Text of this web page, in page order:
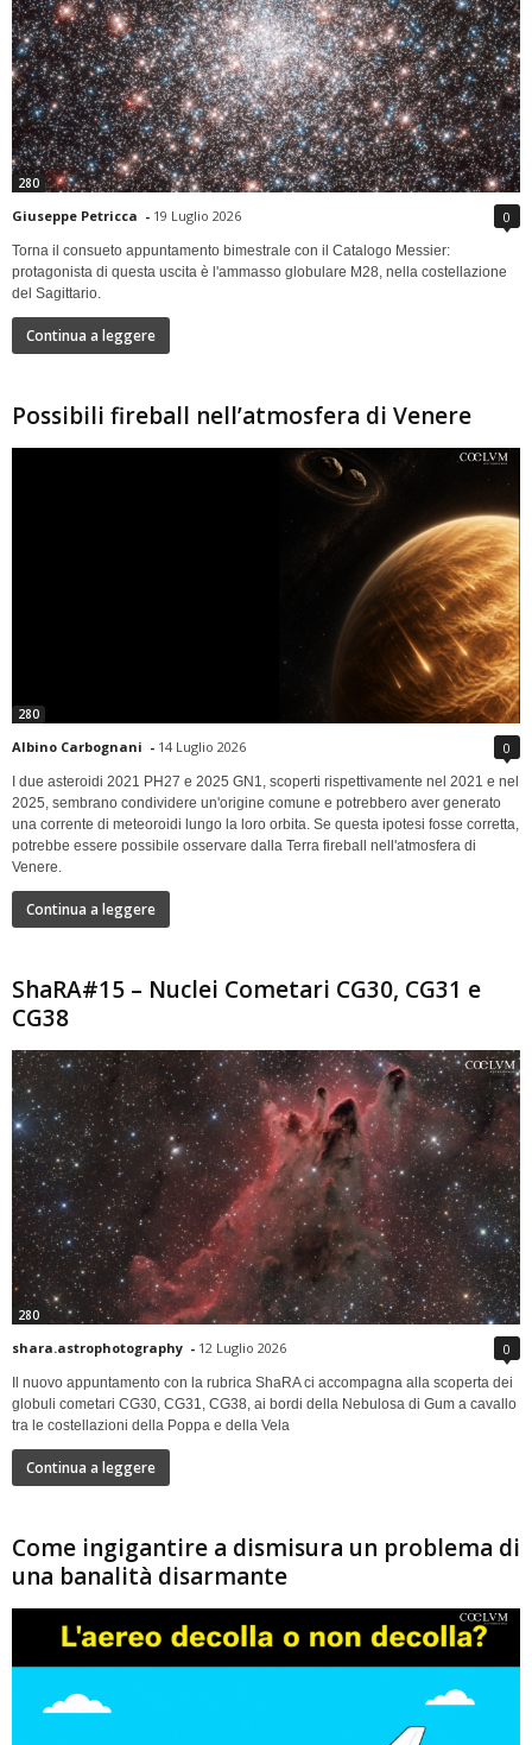
280
Giuseppe Petricca - 19 Luglio 2026 0
Torna il consueto appuntamento bimestrale con il Catalogo Messier:
protagonista di questa uscita è l'ammasso globulare M28, nella costellazione
del Sagittario.
Continua a leggere
Possibili fireball nell’atmosfera di Venere
280
Albino Carbognani - 14 Luglio 2026 0
I due asteroidi 2021 PH27 e 2025 GN1, scoperti rispettivamente nel 2021 e nel
2025, sembrano condividere un'origine comune e potrebbero aver generato
una corrente di meteoroidi lungo la loro orbita. Se questa ipotesi fosse corretta,
potrebbe essere possibile osservare dalla Terra fireball nell'atmosfera di
Venere.
Continua a leggere
ShaRA#15 – Nuclei Cometari CG30, CG31 e
CG38
280
shara.astrophotography - 12 Luglio 2026 0
Il nuovo appuntamento con la rubrica ShaRA ci accompagna alla scoperta dei
globuli cometari CG30, CG31, CG38, ai bordi della Nebulosa di Gum a cavallo
tra le costellazioni della Poppa e della Vela
Continua a leggere
Come ingigantire a dismisura un problema di
una banalità disarmante